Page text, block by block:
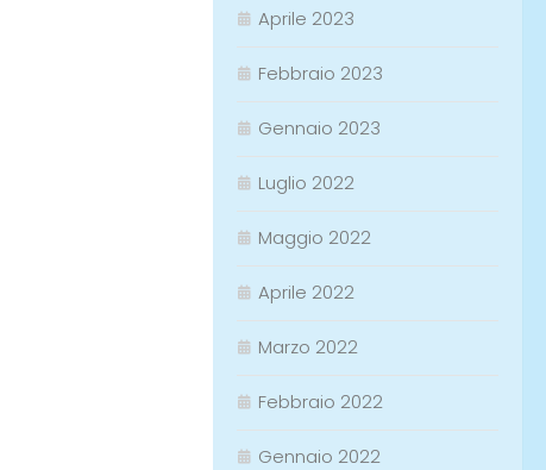
Aprile 2023
Febbraio 2023
Gennaio 2023
Luglio 2022
Maggio 2022
Aprile 2022
Marzo 2022
Febbraio 2022
Gennaio 2022